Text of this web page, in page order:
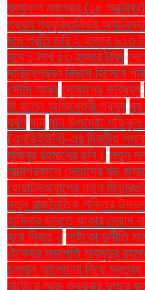
ফলাফল মঙ্গলবার (১৫
প্রথম প্রযুক্তিনির্ভর
দাম প্রতি ভরি ২ হাজার ৬১৩
হবে ১ লাখ ৫৩ হাজার টাকা
দারিদ্র্যপ্রবণ বিভাগ হিসেবে
সৌদি আরব দোকানের ভবিষ্যৎ
মা হলেন অভিনেত্রী প্রসূন দ্য
ধর্ষণ ধান ধান উপদেষ্টা
(এনডিইউবি)-এর দ্বিতীয়
মুজিবুর রহমানের ছবি। নতুন
আত্মপ্রকাশে নেতাদের বড়
হোয়াটসঅ্যাপের নতুন
নতুন রাজনৈতিক শক্তির উদ্ভব:
হাসিনার ভারতে থাকার মেয়াদ
হয়ে নিহত ২ নাইকো দুর্নীতি
ঐক্যের সভাপতি মাহমুদুর
চলমান আলোচনা নিয়ে মন্তব্য
নাটোরে আজ শুক্রবার দুপুরে